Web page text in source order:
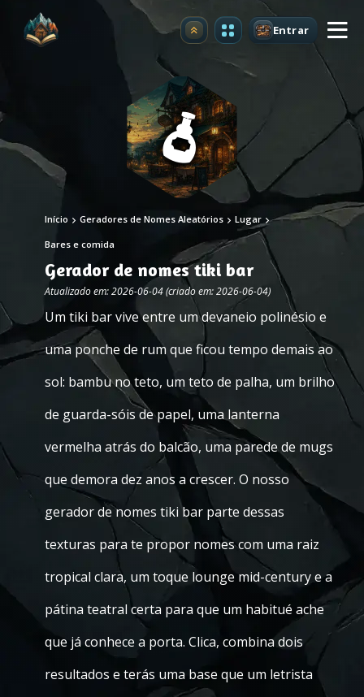
Atualizar Entrar
Início Geradores de Nomes Aleatórios Lugar
Bares e comida
Gerador de nomes tiki bar
Atualizado em: 2026-06-04 (criado em: 2026-06-04)
Um tiki bar vive entre um devaneio polinésio e
uma ponche de rum que ficou tempo demais ao
sol: bambu no teto, um teto de palha, um brilho
de guarda-sóis de papel, uma lanterna
vermelha atrás do balcão, uma parede de mugs
que demora dez anos a crescer. O nosso
gerador de nomes tiki bar parte dessas
texturas para te propor nomes com uma raiz
tropical clara, um toque lounge mid-century e a
pátina teatral certa para que um habitué ache
que já conhece a porta. Clica, combina dois
resultados e terás uma base que um letrista